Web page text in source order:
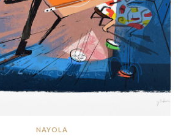
NAYOLA